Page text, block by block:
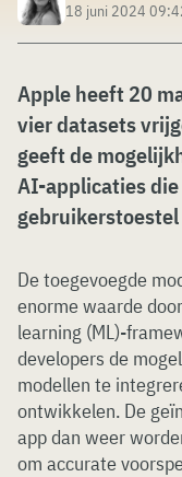
18 juni 2024
Apple heeft 20
vier datasets
geeft de
AI-applicaties
De toegevoegde
enorme waarde
learning (ML)-
developers de
modellen te
ontwikkelen. De
app dan weer
om accurate